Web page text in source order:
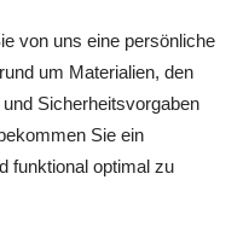
von uns eine persönliche
um Materialien, den
Sicherheitsvorgaben
Sie ein
funktional optimal zu